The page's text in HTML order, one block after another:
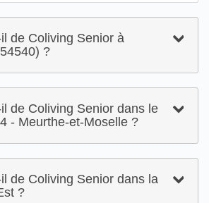
de Coliving Senior à
?
de Coliving Senior dans le
- Meurthe-et-Moselle ?
de Coliving Senior dans la
?